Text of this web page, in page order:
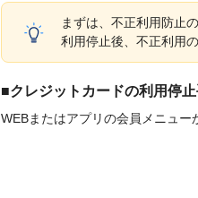
まずは、不正利用防止
利用停止後、不正利用
■クレジットカードの利用停止
WEBまたはアプリの会員メニュ